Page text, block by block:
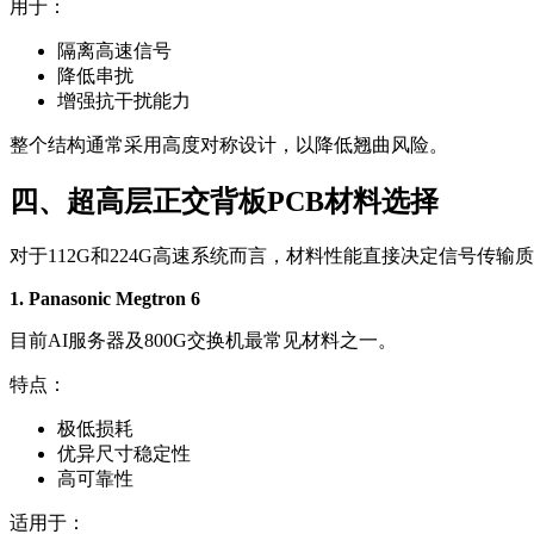
用于：
隔离高速信号
降低串扰
增强抗干扰能力
整个结构通常采用高度对称设计，以降低翘曲风险。
四、超高层正交背板PCB材料选择
对于112G和224G高速系统而言，材料性能直接决定信号传输
1. Panasonic Megtron 6
目前AI服务器及800G交换机最常见材料之一。
特点：
极低损耗
优异尺寸稳定性
高可靠性
适用于：